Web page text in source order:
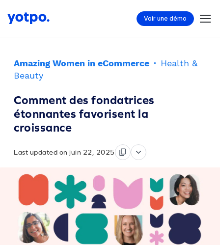
Voir une démo
Amazing Women in eCommerce · Health &
Beauty
Comment des fondatrices
étonnantes favorisent la
croissance
Last updated on juin 22, 2025